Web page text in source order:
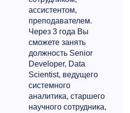
ассистентом,
преподавателем.
Через 3 года Вы
сможете занять
должность Senior
Developer, Data
Scientist, ведущего
системного
аналитика, старшего
научного сотрудника,